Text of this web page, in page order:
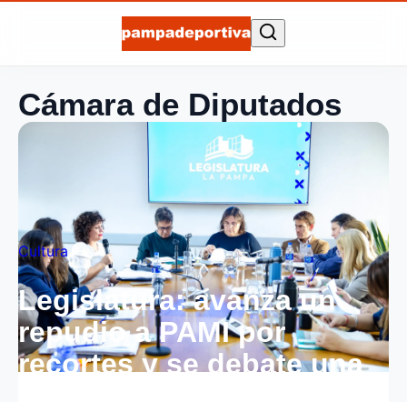
Cámara de Diputados
Cultura
Legislatura: avanza un
repudio a PAMI por
recortes y se debate una